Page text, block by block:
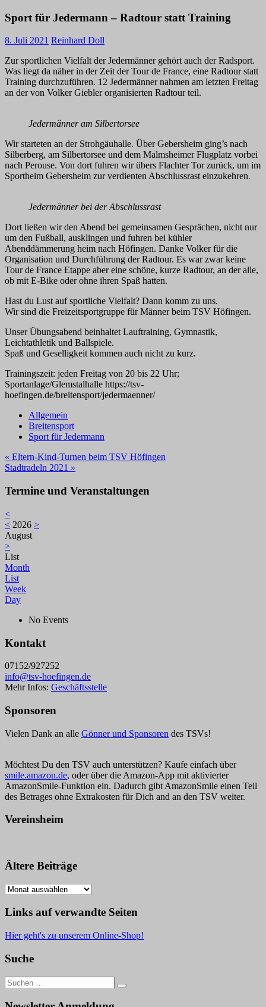
Sport für Jedermann – Radtour statt Training
8. Juli 2021 Reinhard Doll
Zur sportlichen Vielfalt der Jedermänner gehört auch der Radsport.
Was liegt da näher in der Zeit der Tour de France, eine Radtour statt
Training durchzuführen. 12 Jedermänner nahmen am letzten Freitag
an der von Volker Giebler organisierten Radtour teil.
Jedermänner am Silbertorsee
Wir starteten an der Strohgäuhalle. Über Gebersheim ging’s nach
Silberberg, am Silbertorsee und dem Malmsheimer Flugplatz vorbei
nach Perouse. Von dort fuhren wir übers Flachter Tor zurück, um im
Sportheim Gebersheim zur verdienten Abschlussrast einzukehren.
Jedermänner bei der Abschlussrast
Dort ließen wir den Abend bei gemeinsamen Gesprächen, nicht nur
um den Fußball, ausklingen und fuhren bei kühler
Abenddämmerung heim nach Höfingen. Danke Volker für die
Organisation und Durchführung der Radtour. Es war zwar keine
Tour de France Etappe aber eine schöne, kurze Radtour, an der alle,
ob mit E-Bike oder ohne ihren Spaß hatten.
Hast du Lust auf sportliche Vielfalt? Dann komm zu uns.
Wir sind die Freizeitsportgruppe für Männer beim TSV Höfingen.
Unser Übungsabend beinhaltet Lauftraining, Gymnastik,
Leichtathletik und Ballspiele.
Spaß und Geselligkeit kommen auch nicht zu kurz.
Trainingszeit: jeden Freitag von 20 bis 22 Uhr;
Sportanlage/Glemstalhalle https://tsv-
hoefingen.de/breitensport/jedermaenner/
Allgemein
Breitensport
Sport für Jedermann
Beitragsnavigation
« Eltern-Kind-Turnen beim TSV Höfingen
Stadtradeln 2021 »
Termine und Veranstaltungen
<
< 2026 >
August
>
List
Month
List
Week
Day
No Events
Kontakt
07152/927252
info@tsv-hoefingen.de
Mehr Infos: Geschäftsstelle
Sponsoren
Vielen Dank an alle Gönner und Sponsoren des TSVs!
Möchtest Du den TSV auch unterstützen? Kaufe einfach über
smile.amazon.de, oder über die Amazon-App mit aktivierter
AmazonSmile-Funktion ein. Dadurch gibt AmazonSmile einen Teil
des Betrages ohne Extrakosten für Dich and an den TSV weiter.
Vereinsheim
Ältere Beiträge
Ältere
Links auf verwandte Seiten
Hier geht's zu unserem Online-Shop!
Suche
Suche
nach: